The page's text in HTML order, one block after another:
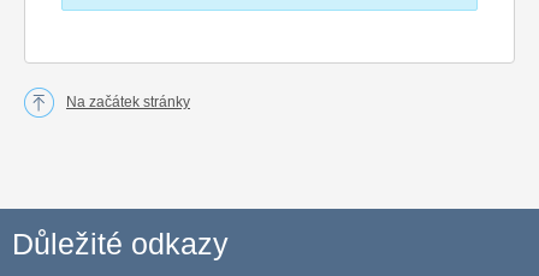
Na začátek stránky
Důležité odkazy